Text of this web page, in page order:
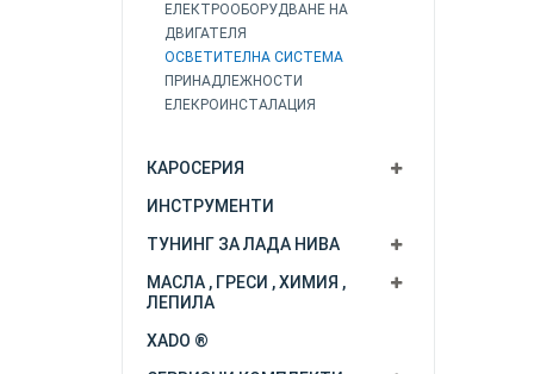
ЕЛЕКТРООБОРУДВАНЕ НА
ДВИГАТЕЛЯ
ОСВЕТИТЕЛНА СИСТЕМА
ПРИНАДЛЕЖНОСТИ
ЕЛЕКРОИНСТАЛАЦИЯ
КАРОСЕРИЯ
ИНСТРУМЕНТИ
ТУНИНГ ЗА ЛАДА НИВА
МАСЛА , ГРЕСИ , ХИМИЯ ,
ЛЕПИЛА
XADO ®